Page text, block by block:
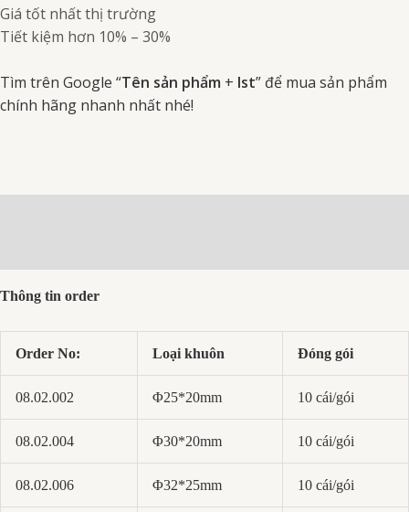
Giá tốt nhất thị trường
Tiết kiệm hơn 10% – 30%
Tìm trên Google “Tên sản phẩm + Ist” để mua sản phẩm
chính hãng nhanh nhất nhé!
Thông tin order
Order No: Loại khuôn Đóng gói
08.02.002 Φ25*20mm 10 cái/gói
08.02.004 Φ30*20mm 10 cái/gói
08.02.006 Φ32*25mm 10 cái/gói